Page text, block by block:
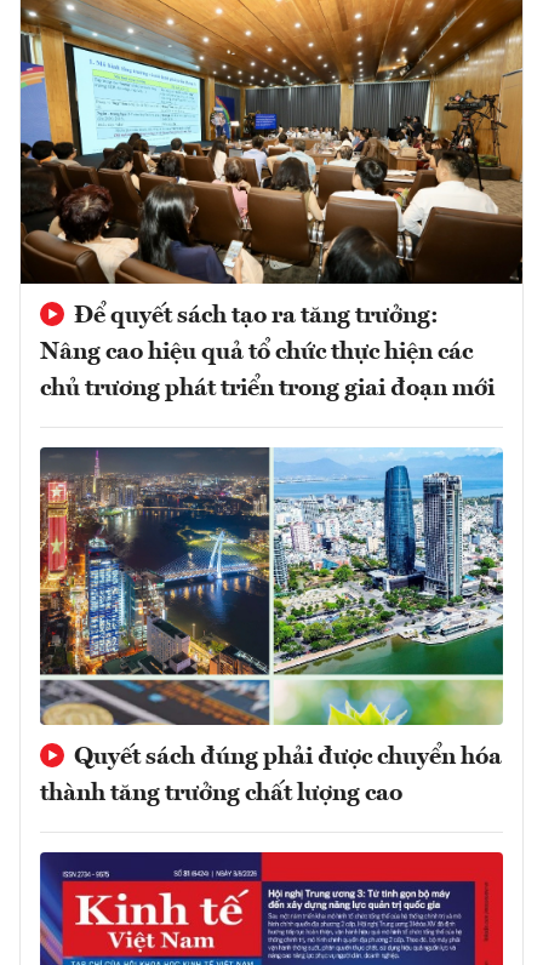
Để quyết sách tạo ra tăng trưởng:
Nâng cao hiệu quả tổ chức thực hiện các
chủ trương phát triển trong giai đoạn mới
Quyết sách đúng phải được chuyển hóa
thành tăng trưởng chất lượng cao